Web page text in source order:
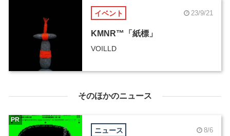
イベント 23/9/21
KMNR™「紙標」
VOILLD
そのほかのニュース
ニュース 8/6
PR